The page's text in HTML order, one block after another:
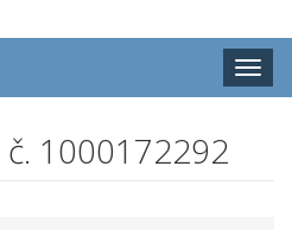
Toggle
1000172292